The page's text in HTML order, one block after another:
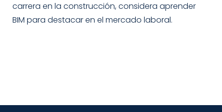
carrera en la construcción, considera aprender
BIM para destacar en el mercado laboral.